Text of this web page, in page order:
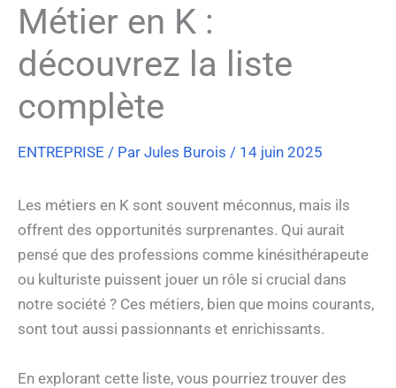
Métier en K :
découvrez la liste
complète
ENTREPRISE / Par Jules Burois / 14 juin 2025
Les métiers en K sont souvent méconnus, mais ils
offrent des opportunités surprenantes. Qui aurait
pensé que des professions comme kinésithérapeute
ou kulturiste puissent jouer un rôle si crucial dans
notre société ? Ces métiers, bien que moins courants,
sont tout aussi passionnants et enrichissants.
En explorant cette liste, vous pourriez trouver des